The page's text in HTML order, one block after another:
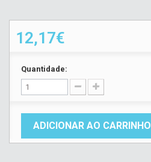
12,17€
Quantidade:
ADICIONAR AO CARRINHO